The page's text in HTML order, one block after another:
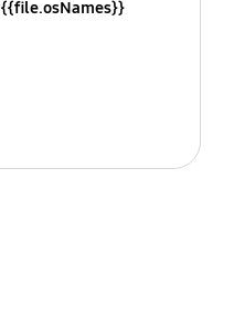
{{file.osNames}}